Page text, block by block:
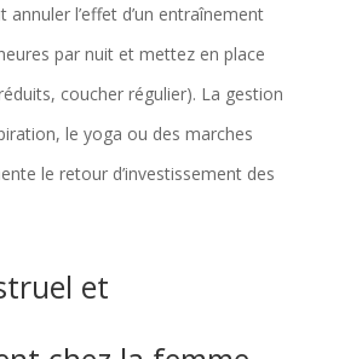
annuler l’effet d’un entraînement
par nuit et mettez en place
coucher régulier). La gestion
le yoga ou des marches
le retour d’investissement des
et